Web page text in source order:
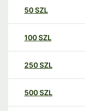
50SZL
100SZL
250SZL
500SZL